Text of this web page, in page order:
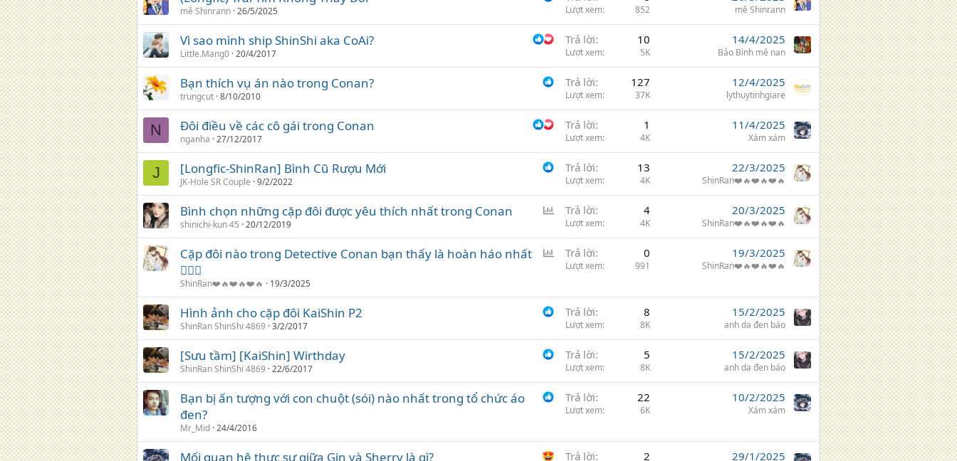
mê Shinrann 26/5/2025 Lượt xem 852 mê Shinrann
Vì sao mình ship ShinShi aka CoAi?
Little.Mang0 20/4/2017
Trả lời 10
Lượt xem 5K
14/4/2025
Bảo Bình mê nan
Bạn thích vụ án nào trong Conan?
trungcut 8/10/2010
Trả lời 127
Lượt xem 37K
12/4/2025
lythuytinhgiare
N Đôi điều về các cô gái trong Conan
nganha 27/12/2017
Trả lời 1
Lượt xem 4K
11/4/2025
Xám xám
J [Longfic-ShinRan] Bình Cũ Rượu Mới
JK-Hole SR Couple 9/2/2022
Trả lời 13
Lượt xem 4K
22/3/2025
ShinRan❤️🔥❤️🔥❤️🔥
n
h
ọ
n
Bình chọn những cặp đôi được yêu thích nhất trong Conan
shinichi-kun 45 20/12/2019
Trả lời 4
Lượt xem 4K
20/3/2025
ShinRan❤️🔥❤️🔥❤️🔥
h
c
ọ
n
Cặp đôi nào trong Detective Conan bạn thấy là hoàn háo nhất
❤️‍🔥💋
ShinRan❤️🔥❤️🔥❤️🔥 19/3/2025
Trả lời 0
Lượt xem 991
19/3/2025
ShinRan❤️🔥❤️🔥❤️🔥
Hình ảnh cho cặp đôi KaiShin P2
ShinRan ShinShi 4869 3/2/2017
Trả lời 8
Lượt xem 8K
15/2/2025
anh da đen báo
[Sưu tầm] [KaiShin] Wirthday
ShinRan ShinShi 4869 22/6/2017
Trả lời 5
Lượt xem 8K
15/2/2025
anh da đen báo
Bạn bị ấn tượng với con chuột (sói) nào nhất trong tổ chức áo
đen?
Mr_Mid 24/4/2016
Trả lời 22
Lượt xem 6K
10/2/2025
Xám xám
Mối quan hệ thực sự giữa Gin và Sherry là gì? Trả lời 2 29/1/2025